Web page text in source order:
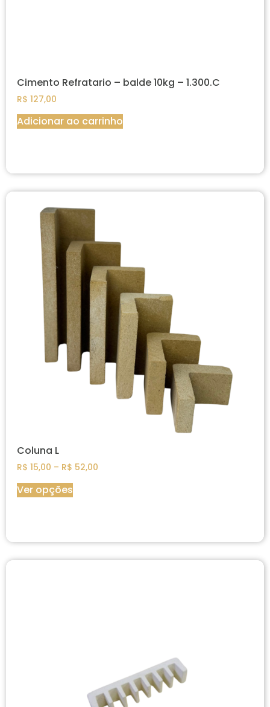
Cimento Refratario – balde 10kg – 1.300.C
R$ 127,00
Adicionar ao carrinho
Coluna L
R$ 15,00 – R$ 52,00
Ver opções